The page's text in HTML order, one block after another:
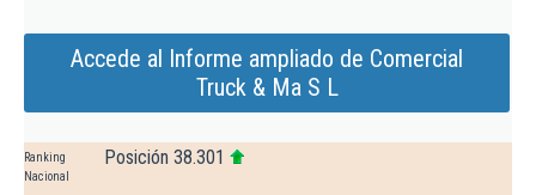
Accede al Informe ampliado de Comercial
Truck & Ma S L
Ranking
Nacional
Posición 38.301